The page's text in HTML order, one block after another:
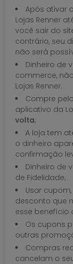
Após ativar
Lojas Renner
você sair do
contrário, seu
não será
Dinheiro de
commerce,
Lojas Renner.
Compre
aplicativo da
volta;
A loja tem
o dinheiro
confirmação
Dinheiro de
de Fidelidade;
Usar
desconto que
esse benefício
Os cupons
outras
Compras
cancelam o